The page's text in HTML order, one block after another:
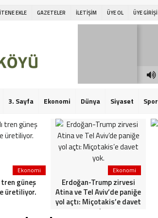
EKLE GAZETELER İLETİŞİM ÜYE OL ÜYE GİRİŞİ
3. Sayfa Ekonomi Dünya Siyaset Spor
Ekonomi
tren güneş
üretiliyor.
Ekonomi
Erdoğan-Trump zirvesi
Atina ve Tel Aviv’de paniğe
yol açtı: Miçotakis’e davet
yok.